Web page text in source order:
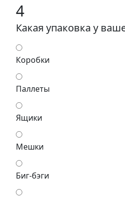
4
Какая упаковка у
Коробки
Паллеты
Ящики
Мешки
Биг-бэги